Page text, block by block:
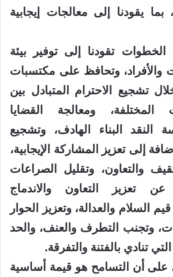
بما يقودنا إلى معالجات إيجابية
تقودنا إلى توفير بيئة
وتحافظ على مكتسبات
تشجيع الاحترام المتبادل بين
المختلفة، ومعالجة القضايا
النقد البناء الهادف، وتشجيع
إلى تعزيز المشاركة الإيجابية،
والتعاون، وتقليل الصراعات
عن تعزيز التعاون والاندماج
السلام والعدالة، وتعزيز الحوار
وتجنب التطرف والعنف، والحد
تنادي بالفتنة والتفرقة.
على أن التسامح هو قيمة أساسية